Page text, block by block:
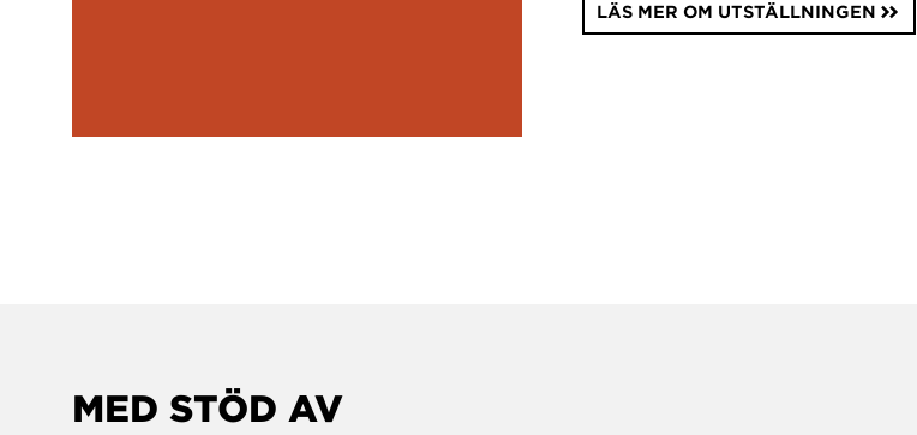
LÄS MER OM UTSTÄLLNINGEN
MED STÖD AV